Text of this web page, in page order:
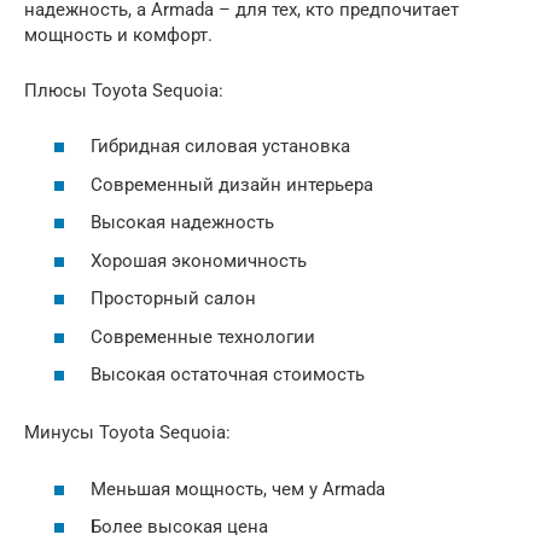
надежность, а Armada – для тех, кто предпочитает
мощность и комфорт.
Плюсы Toyota Sequoia:
Гибридная силовая установка
Современный дизайн интерьера
Высокая надежность
Хорошая экономичность
Просторный салон
Современные технологии
Высокая остаточная стоимость
Минусы Toyota Sequoia:
Меньшая мощность, чем у Armada
Более высокая цена